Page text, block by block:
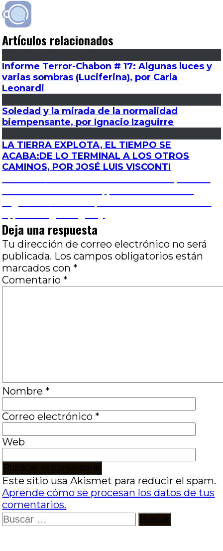
Artículos relacionados
Informe Terror-Chabon # 17: Algunas luces y
varias sombras (Luciferina), por Carla
Leonardi
Soledad y la mirada de la normalidad
biempensante, por Ignacio Izaguirre
LA TIERRA EXPLOTA, EL TIEMPO SE
ACABA:DE LO TERMINAL A LOS OTROS
CAMINOS, POR JOSÉ LUIS VISCONTI
Navegación
de
entradas
Deja una respuesta
Tu dirección de correo electrónico no será
publicada. Los campos obligatorios están
marcados con *
Comentario *
Nombre *
Correo electrónico *
Web
Este sitio usa Akismet para reducir el spam.
Aprende cómo se procesan los datos de tus
comentarios.
Buscar: